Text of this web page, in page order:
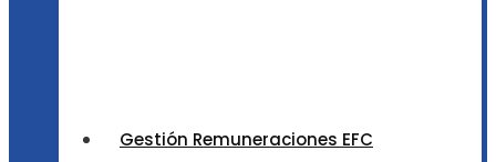
Gestión Remuneraciones EFC